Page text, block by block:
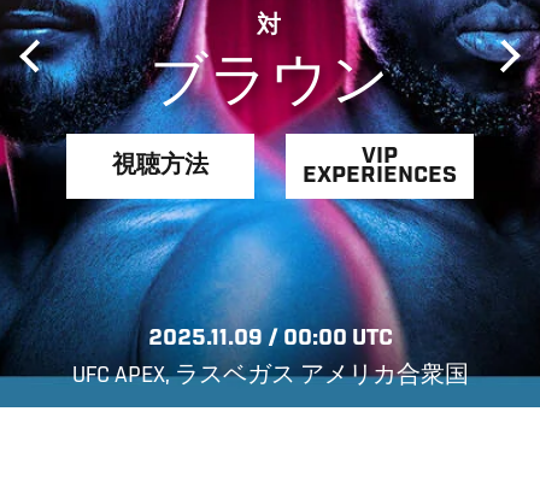
対
ブラウン
視聴方法
VIP
EXPERIENCES
2025.11.09 / 00:00 UTC
UFC APEX, ラスベガス アメリカ合衆国